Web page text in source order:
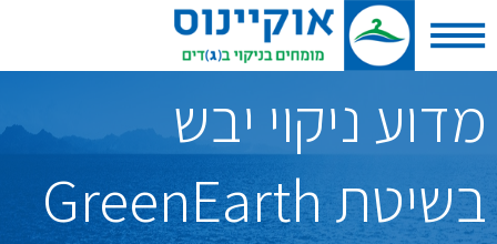
מדוע ניקוי יבש
בשיטת GreenEarth